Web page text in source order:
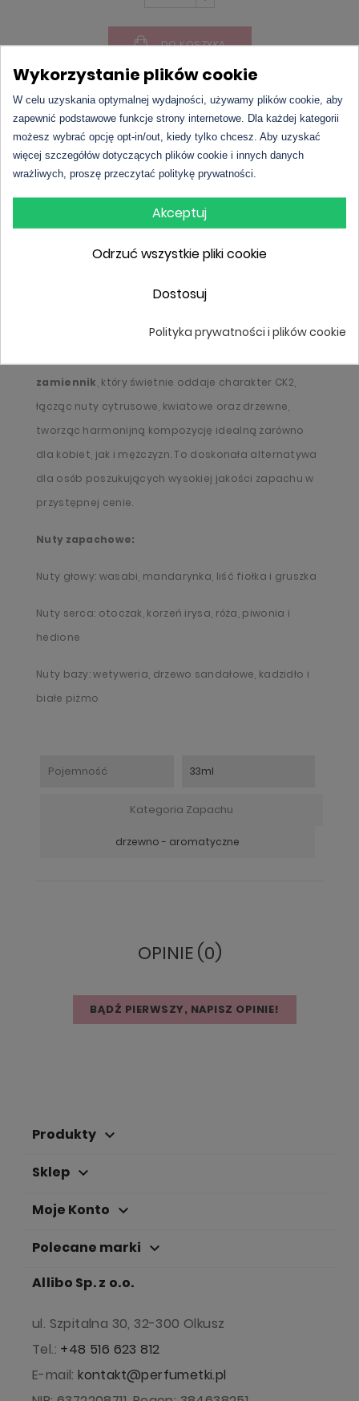
DO KOSZYKA
Opis
to zapach inspirowany jednym z popularniejszych
perfum unisex marki Calvin Klein – CK2. Jest to
świeżością i elegancją, jednocześnie oferując
zamiennik , który świetnie oddaje charakter CK2,
łącząc nuty cytrusowe, kwiatowe oraz drzewne,
tworząc harmonijną kompozycję idealną zarówno
dla kobiet, jak i mężczyzn. To doskonała alternatywa
dla osób poszukujących wysokiej jakości zapachu w
przystępnej cenie.
Nuty zapachowe:
Nuty głowy: wasabi, mandarynka, liść fiołka i gruszka
Nuty serca: otoczak, korzeń irysa, róża, piwonia i
hedione
Nuty bazy: wetyweria, drzewo sandałowe, kadzidło i
białe piżmo
Pojemność 33ml
Kategoria Zapachu
drzewno - aromatyczne
OPINIE (0)
BĄDŹ PIERWSZY, NAPISZ OPINIE!
Produkty keyboard_arrow_down
Sklep keyboard_arrow_down
Moje Konto keyboard_arrow_down
Polecane marki keyboard_arrow_down
Allibo Sp. z o.o.
ul. Szpitalna 30, 32-300 Olkusz
Tel.: +48 516 623 812
E-mail:kontakt@perfumetki.pl
Wykorzystanie plików cookie
W celu uzyskania optymalnej wydajności, używamy plików cookie, aby
zapewnić podstawowe funkcje strony internetowe. Dla każdej kategorii
możesz wybrać opcję opt-in/out, kiedy tylko chcesz. Aby uzyskać
więcej szczegółów dotyczących plików cookie i innych danych
wrażliwych, proszę przeczytać politykę prywatności.
Akceptuj
Odrzuć wszystkie pliki cookie
Dostosuj
Polityka prywatności i plików cookie